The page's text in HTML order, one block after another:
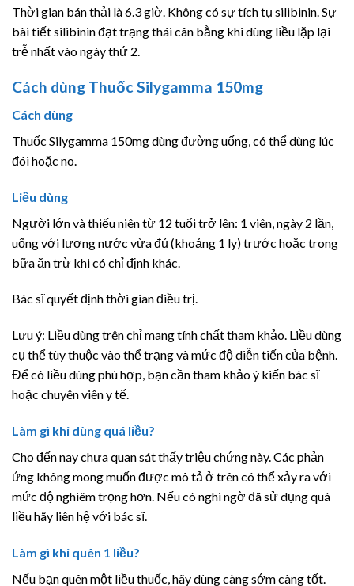
Thời gian bán thải là 6.3 giờ. Không có sự tích tụ silibinin. Sự
bài tiết silibinin đạt trạng thái cân bằng khi dùng liều lặp lại
trễ nhất vào ngày thứ 2.
Cách dùng Thuốc Silygamma 150mg
Cách dùng
Thuốc Silygamma 150mg dùng đường uống, có thể dùng lúc
đói hoặc no.
Liều dùng
Người lớn và thiếu niên từ 12 tuổi trở lên: 1 viên, ngày 2 lần,
uống với lượng nước vừa đủ (khoảng 1 ly) trước hoặc trong
bữa ăn trừ khi có chỉ định khác.
Bác sĩ quyết định thời gian điều trị.
Lưu ý: Liều dùng trên chỉ mang tính chất tham khảo. Liều dùng
cụ thể tùy thuộc vào thể trạng và mức độ diễn tiến của bệnh.
Để có liều dùng phù hợp, bạn cần tham khảo ý kiến bác sĩ
hoặc chuyên viên y tế.
Làm gì khi dùng quá liều?
Cho đến nay chưa quan sát thấy triệu chứng này. Các phản
ứng không mong muốn được mô tả ở trên có thể xảy ra với
mức độ nghiêm trọng hơn. Nếu có nghi ngờ đã sử dụng quá
liều hãy liên hệ với bác sĩ.
Làm gì khi quên 1 liều?
Nếu bạn quên một liều thuốc, hãy dùng càng sớm càng tốt.